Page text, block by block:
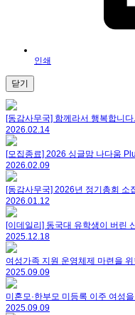
인쇄
닫기
[동감사무국] 함께라서 행복합니다.
2026.02.14
[모집종료] 2026 싱글맘 나다움
2026.02.09
[동감사무국] 2026년 정기총회 소
2026.01.12
[이데일리] 동국대 유학생이 버린
2025.12.18
여성가족 지원 운영체제 마련을
2025.09.09
미혼모·한부모 미등록 이주 여성
2025.09.09